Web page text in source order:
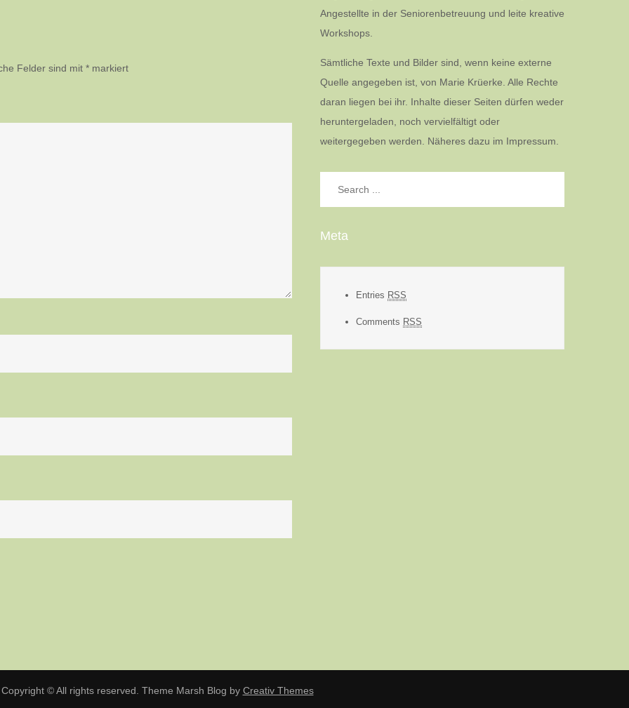
Felder sind mit * markiert
Angestellte in der Seniorenbetreuung und leite kreative
Workshops.
Sämtliche Texte und Bilder sind, wenn keine externe
Quelle angegeben ist, von Marie Krüerke. Alle Rechte
daran liegen bei ihr. Inhalte dieser Seiten dürfen weder
heruntergeladen, noch vervielfältigt oder
weitergegeben werden. Näheres dazu im Impressum.
Meta
Entries RSS
Comments RSS
Copyright © All rights reserved. Theme Marsh Blog by Creativ Themes